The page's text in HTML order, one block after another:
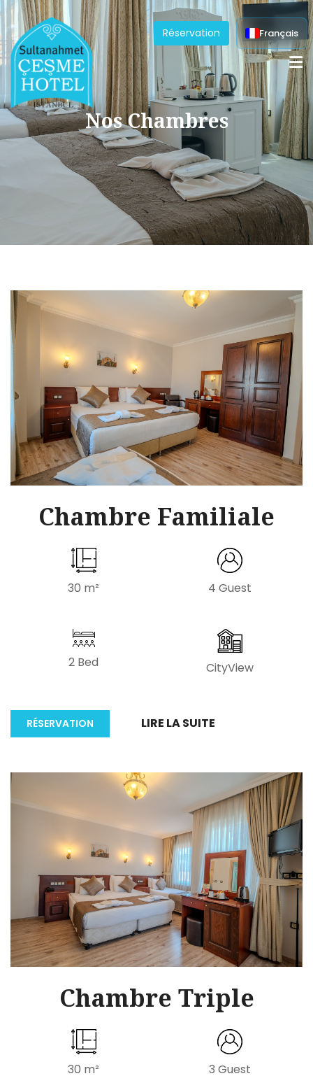
Réservation Français
Nos Chambres
Chambre Familiale
30 m² 4 Guest
2 Bed CityView
RÉSERVATION LIRE LA SUITE
Chambre Triple
30 m² 3 Guest